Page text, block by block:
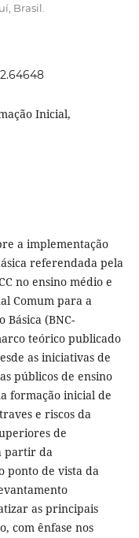
Brasil.
Inicial,
a implementação
referendada pela
no ensino médio e
Comum para a
Básica (BNC-
teórico publicado
as iniciativas de
públicos de ensino
formação inicial de
e riscos da
de
partir da
ponto de vista da
as principais
com ênfase nos